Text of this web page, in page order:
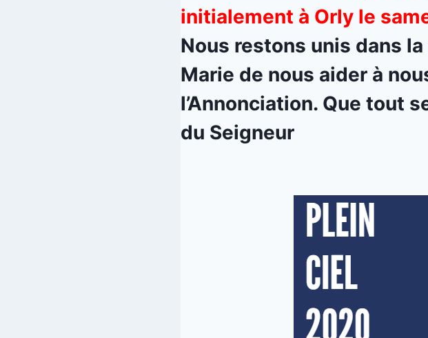
initialement à Orly le
Nous restons unis dans
Marie de nous aider à
l’Annonciation. Que tout
du Seigneur